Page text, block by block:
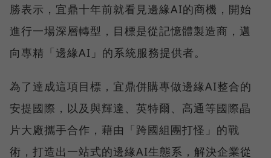
勝表示，宜鼎十年前就看見邊緣AI的商機，開始
進行一場深層轉型，目標是從記憶體製造商，邁
向專精「邊緣AI」的系統服務提供者。
為了達成這項目標，宜鼎併購專做邊緣AI整合的
安提國際，以及與輝達、英特爾、高通等國際晶
片大廠攜手合作，藉由「跨國組團打怪」的戰
術，打造出一站式的邊緣AI生態系，解決企業從